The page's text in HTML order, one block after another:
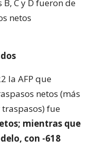
C y D fueron de
netos
la AFP que
netos (más
fue
mientras que
con -618